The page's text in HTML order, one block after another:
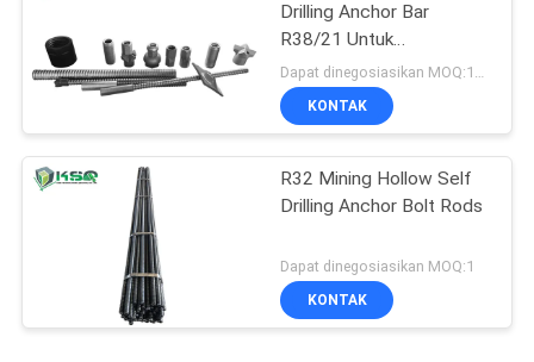
Drilling Anchor Bar
R38/21 Untuk
Penambangan Dan
Rehabilitasi
KONTAK
R32 Mining Hollow Self
Drilling Anchor Bolt Rods
Dapat dinegosiasikan MOQ:1
KONTAK